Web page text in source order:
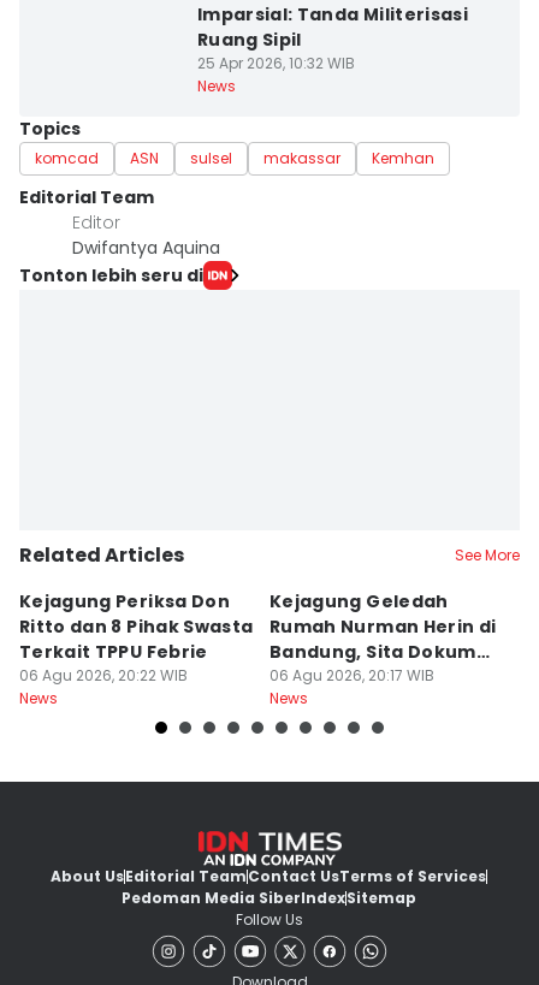
Imparsial: Tanda Militerisasi
Ruang Sipil
25 Apr 2026, 10:32 WIB
News
Topics
komcad ASN sulsel makassar Kemhan
Editorial Team
Editor
Dwifantya Aquina
Tonton lebih seru di
Related Articles See More
Kejagung Periksa Don
Ritto dan 8 Pihak Swasta
Terkait TPPU Febrie
06 Agu 2026, 20:22 WIB
News
Kejagung Geledah
Rumah Nurman Herin di
Bandung, Sita Dokumen
TPPU Febrie
06 Agu 2026, 20:17 WIB
News
About UsEditorial TeamContact UsTerms of Services
Pedoman Media SiberIndexSitemap
Follow Us